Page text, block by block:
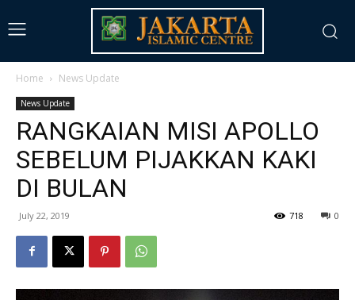
Home News Update
News Update
RANGKAIAN MISI APOLLO
SEBELUM PIJAKKAN KAKI
DI BULAN
July 22, 2019 0
718